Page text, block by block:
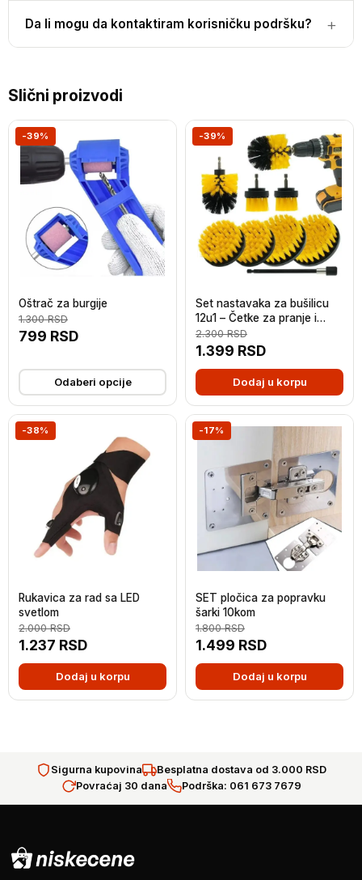
Da li mogu da kontaktiram korisničku podršku?
Slični proizvodi
-39%
Oštrač za burgije
799 RSD
1.300RSD
Odaberi opcije
-39%
Set nastavaka za bušilicu
12u1 – Četke za pranje i
poliranje
1.399 RSD
2.300RSD
Dodaj u korpu
-38%
Rukavica za rad sa LED
svetlom
1.237 RSD
2.000RSD
Dodaj u korpu
-17%
SET pločica za popravku
šarki 10kom
1.499 RSD
1.800RSD
Dodaj u korpu
Sigurna kupovina
Besplatna dostava od 3.000 RSD
Povraćaj 30 dana
Podrška: 061 673 7679